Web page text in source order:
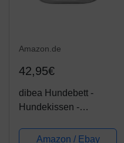
Amazon.de
42,95€
dibea Hundebett -
Hundekissen -
mit Wendekissen
Amazon / Ebay